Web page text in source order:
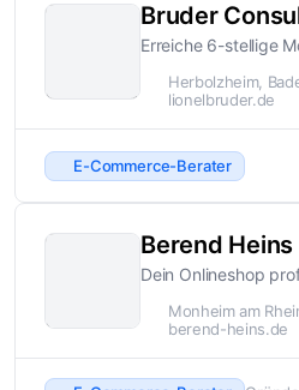
Bruder
Erreiche 6-stellige
Herbolzheim,
lionelbruder.de
E-Commerce-Berater
Berend Heins
Dein Onlineshop
Monheim am
berend-heins.de